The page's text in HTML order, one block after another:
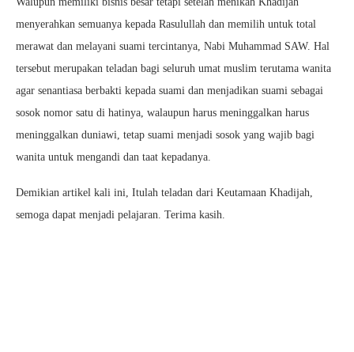
menyerahkan semuanya kepada Rasulullah dan memilih untuk total
merawat dan melayani suami tercintanya, Nabi Muhammad SAW. Hal
tersebut merupakan teladan bagi seluruh umat muslim terutama wanita
agar senantiasa berbakti kepada suami dan menjadikan suami sebagai
sosok nomor satu di hatinya, walaupun harus meninggalkan harus
meninggalkan duniawi, tetap suami menjadi sosok yang wajib bagi
wanita untuk mengandi dan taat kepadanya.
Demikian artikel kali ini, Itulah teladan dari Keutamaan Khadijah,
semoga dapat menjadi pelajaran. Terima kasih.